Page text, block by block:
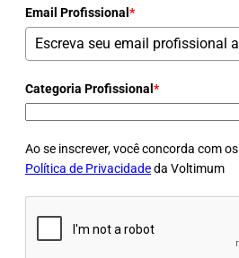
Email Profissional *
Categoria Profissional *
Ao se inscrever, você concorda com os
Política de Privacidadeda Voltimum